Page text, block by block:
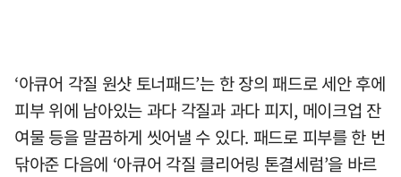
‘아큐어 각질 원샷 토너패드’는 한 장의 패드로 세안 후에
피부 위에 남아있는 과다 각질과 과다 피지, 메이크업 잔
여물 등을 말끔하게 씻어낼 수 있다. 패드로 피부를 한 번
닦아준 다음에 ‘아큐어 각질 클리어링 톤결세럼’을 바르